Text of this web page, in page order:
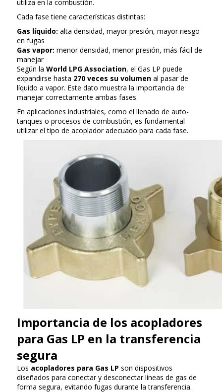
utiliza en la combustión.
Cada fase tiene características distintas:
Gas líquido: alta densidad, mayor presión, mayor riesgo
en fugas
Gas vapor: menor densidad, menor presión, más fácil de
manejar
Según la World LPG Association, el Gas LP puede
expandirse hasta 270 veces su volumen al pasar de
líquido a vapor. Este dato muestra la importancia de
manejar correctamente ambas fases.
En aplicaciones industriales, como el llenado de auto-
tanques o procesos de combustión, es fundamental
utilizar el tipo de acoplador adecuado para cada fase.
Importancia de los acopladores
para Gas LP en la transferencia
segura
Los acopladores para Gas LP son dispositivos
diseñados para conectar y desconectar líneas de gas de
forma segura, evitando fugas durante la transferencia.